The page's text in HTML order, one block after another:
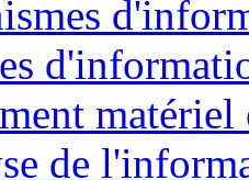
matériel
de